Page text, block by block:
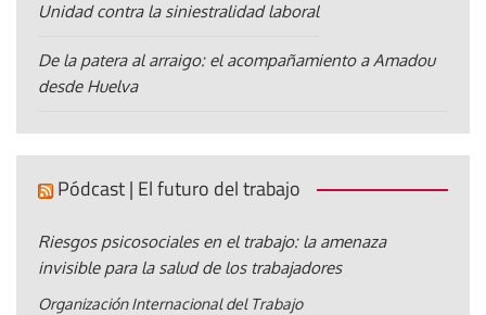
Unidad contra la siniestralidad laboral
De la patera al arraigo: el acompañamiento a Amadou
desde Huelva
Pódcast | El futuro del trabajo
Riesgos psicosociales en el trabajo: la amenaza
invisible para la salud de los trabajadores
Organización Internacional del Trabajo